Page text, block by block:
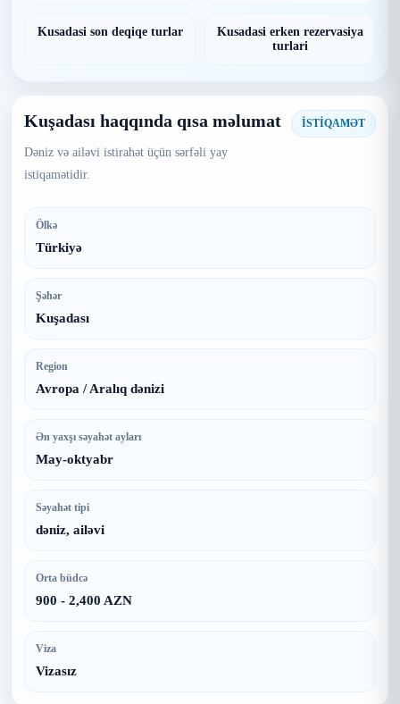
Kusadasi son deqiqe turlar
Kusadasi erken rezervasiya
turlari
Kuşadası haqqında qısa məlumat
Dəniz və ailəvi istirahət üçün sərfəli yay
istiqamətidir.
İSTİQAMƏT
Ölkə
Türkiyə
Şəhər
Kuşadası
Region
Avropa / Aralıq dənizi
Ən yaxşı səyahət ayları
May-oktyabr
Səyahət tipi
dəniz, ailəvi
Orta büdcə
900 - 2,400 AZN
Viza
Vizasız